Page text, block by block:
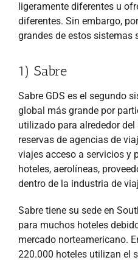
ligeramente diferentes u
diferentes. Sin embargo,
grandes de estos sistemas
1) Sabre
Sabre GDS es el segundo
global más grande por
utilizado para alrededor
reservas de agencias de
viajes acceso a servicios y
hoteles, aerolíneas,
dentro de la industria de
Sabre tiene su sede en
para muchos hoteles
mercado norteamericano.
220.000 hoteles utilizan el